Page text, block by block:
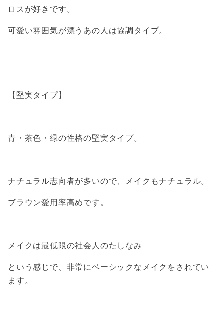
ロスが好きです。
可愛い雰囲気が漂うあの人は協調タイプ。
【堅実タイプ】
青・茶色・緑の性格の堅実タイプ。
ナチュラル志向者が多いので、メイクもナチュラル。
ブラウン愛用率高めです。
メイクは最低限の社会人のたしなみ
という感じで、非常にベーシックなメイクをされてい
ます。